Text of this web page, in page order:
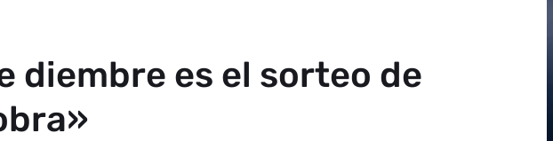
diembre es el sorteo de